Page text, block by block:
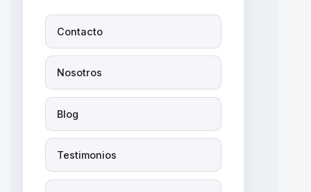
Contacto
Nosotros
Blog
Testimonios